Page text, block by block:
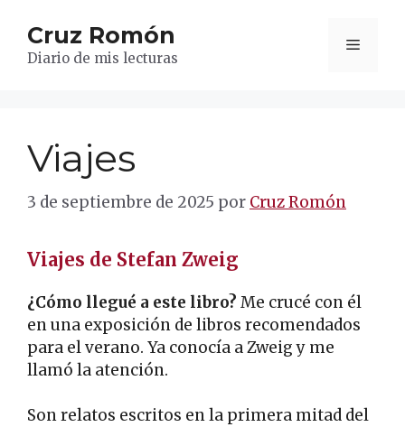
contenido
Cruz Romón
Diario de mis lecturas
Menú
Viajes
3 de septiembre de 2025 por Cruz Romón
Viajes de Stefan Zweig
¿Cómo llegué a este libro? Me crucé con él
en una exposición de libros recomendados
para el verano. Ya conocía a Zweig y me
llamó la atención.
Son relatos escritos en la primera mitad del